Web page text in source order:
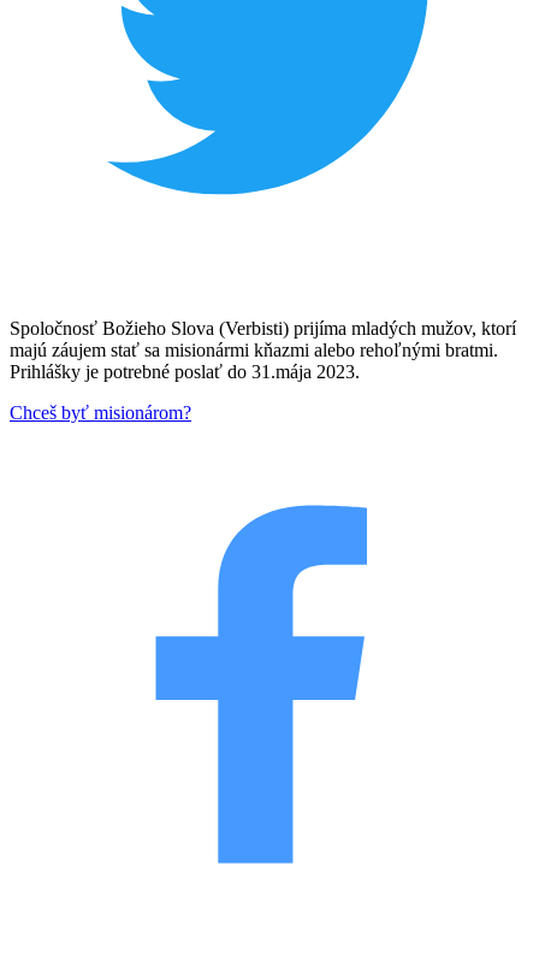
Spoločnosť Božieho Slova (Verbisti) prijíma mladých mužov, ktorí
majú záujem stať sa misionármi kňazmi alebo rehoľnými bratmi.
Prihlášky je potrebné poslať do 31.mája 2023.
Chceš byť misionárom?